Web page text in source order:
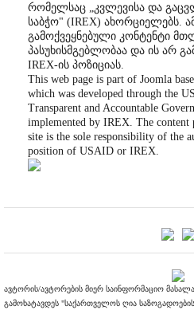
რომელსაც „კვლევისა და
საბჭო" (IREX) ახორციელებს.
გამოქვეყნებული კონტენტი
პასუხისმგებლობაა და ის არ
IREX-ის პოზიციას.
This web page is part of Joomla
which was developed through the
Transparent and Accountable
implemented by IREX. The
site is the sole responsibility of the
position of USAID or IREX.
ავტორის/ავტორების მიერ საინფორმაციო
გამოხატავდეს "საქართველოს ღია